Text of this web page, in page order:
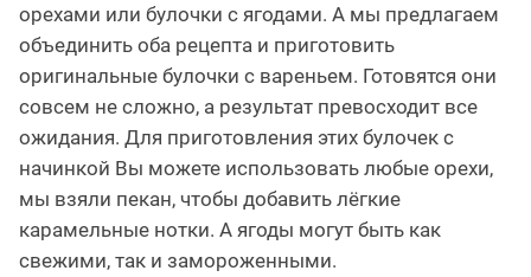
орехами или булочки с ягодами. А мы предлагаем
объединить оба рецепта и приготовить
оригинальные булочки с вареньем. Готовятся они
совсем не сложно, а результат превосходит все
ожидания. Для приготовления этих булочек с
начинкой Вы можете использовать любые орехи,
мы взяли пекан, чтобы добавить лёгкие
карамельные нотки. А ягоды могут быть как
свежими, так и замороженными.